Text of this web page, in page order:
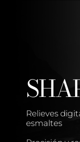
Relieves
esmaltes